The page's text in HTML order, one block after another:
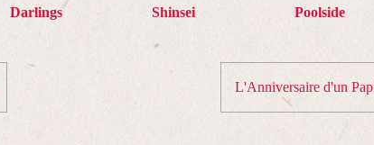
Darlings Shinsei Poolside
L'Anniversaire d'un